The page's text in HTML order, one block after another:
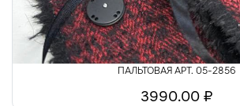
ПАЛЬТОВАЯ АРТ. 05-2856
3990.00 ₽